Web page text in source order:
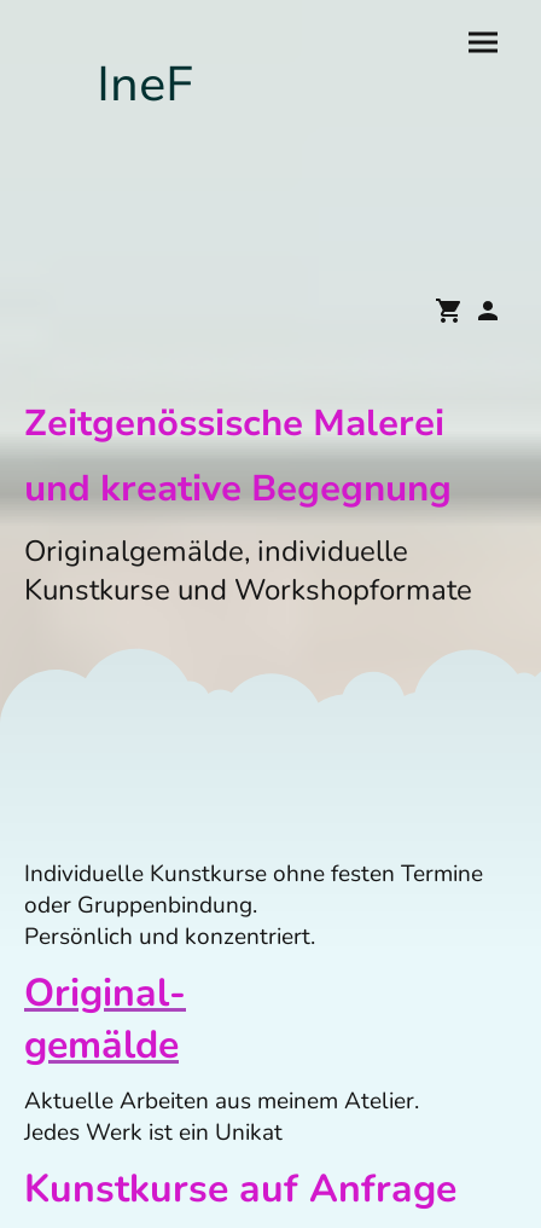
IneF
Zeitgenössische Malerei
und kreative Begegnung
Originalgemälde, individuelle
Kunstkurse und Workshopformate
Individuelle Kunstkurse ohne festen Termine
oder Gruppenbindung.
Persönlich und konzentriert.
Original-
gemälde
Aktuelle Arbeiten aus meinem Atelier.
Jedes Werk ist ein Unikat
Kunstkurse auf Anfrage